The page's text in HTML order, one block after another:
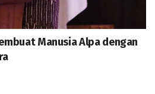
Manusia Alpa dengan